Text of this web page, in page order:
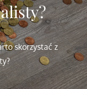
skorzystać z